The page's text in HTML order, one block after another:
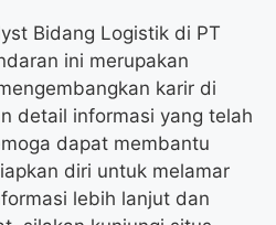
Bidang Logistik di PT
ini merupakan
karir di
detail informasi yang telah
dapat membantu
diri untuk melamar
lebih lanjut dan